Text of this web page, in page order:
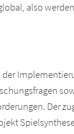
also
Der